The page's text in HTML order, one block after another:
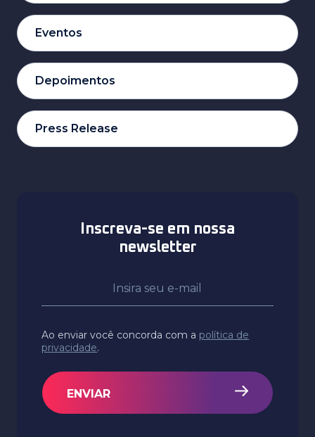
Eventos
Depoimentos
Press Release
Inscreva-se em nossa
newsletter
Ao enviar você concorda com a política de
privacidade.
ENVIAR